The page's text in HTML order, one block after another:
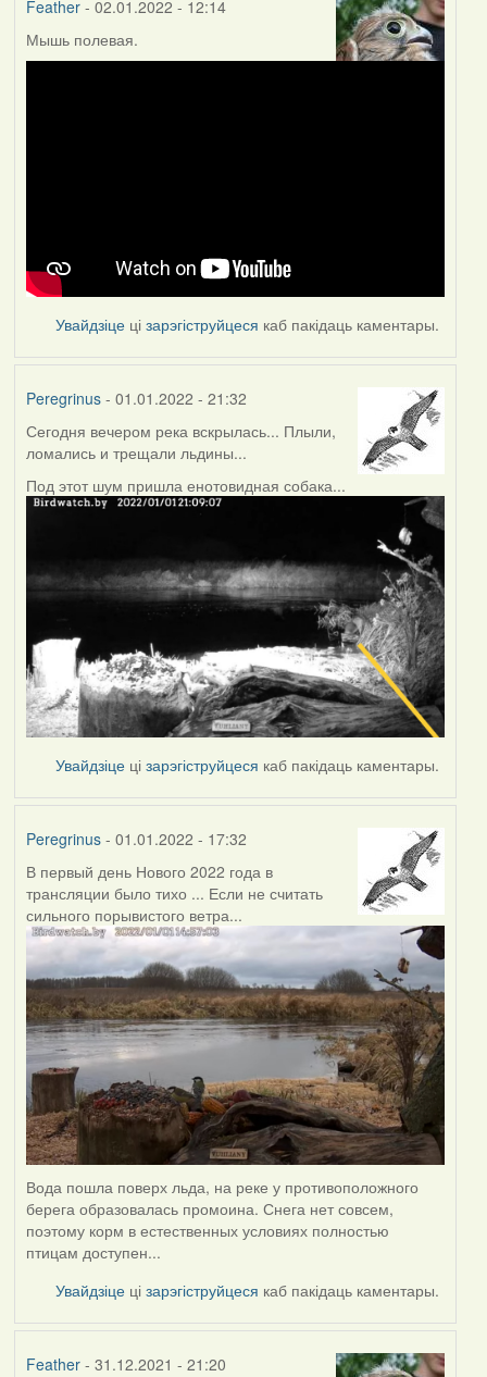
Feather- 02.01.2022 - 12:14
Мышь полевая.
Увайдзіце цізарэгіструйцеся каб пакідаць каментары.
Peregrinus- 01.01.2022 - 21:32
Сегодня вечером река вскрылась... Плыли,
ломались и трещали льдины...
Под этот шум пришла енотовидная собака...
Увайдзіце цізарэгіструйцеся каб пакідаць каментары.
Peregrinus- 01.01.2022 - 17:32
В первый день Нового 2022 года в
трансляции было тихо ... Если не считать
сильного порывистого ветра...
Вода пошла поверх льда, на реке у противоположного
берега образовалась промоина. Снега нет совсем,
поэтому корм в естественных условиях полностью
птицам доступен...
Увайдзіце цізарэгіструйцеся каб пакідаць каментары.
Feather- 31.12.2021 - 21:20